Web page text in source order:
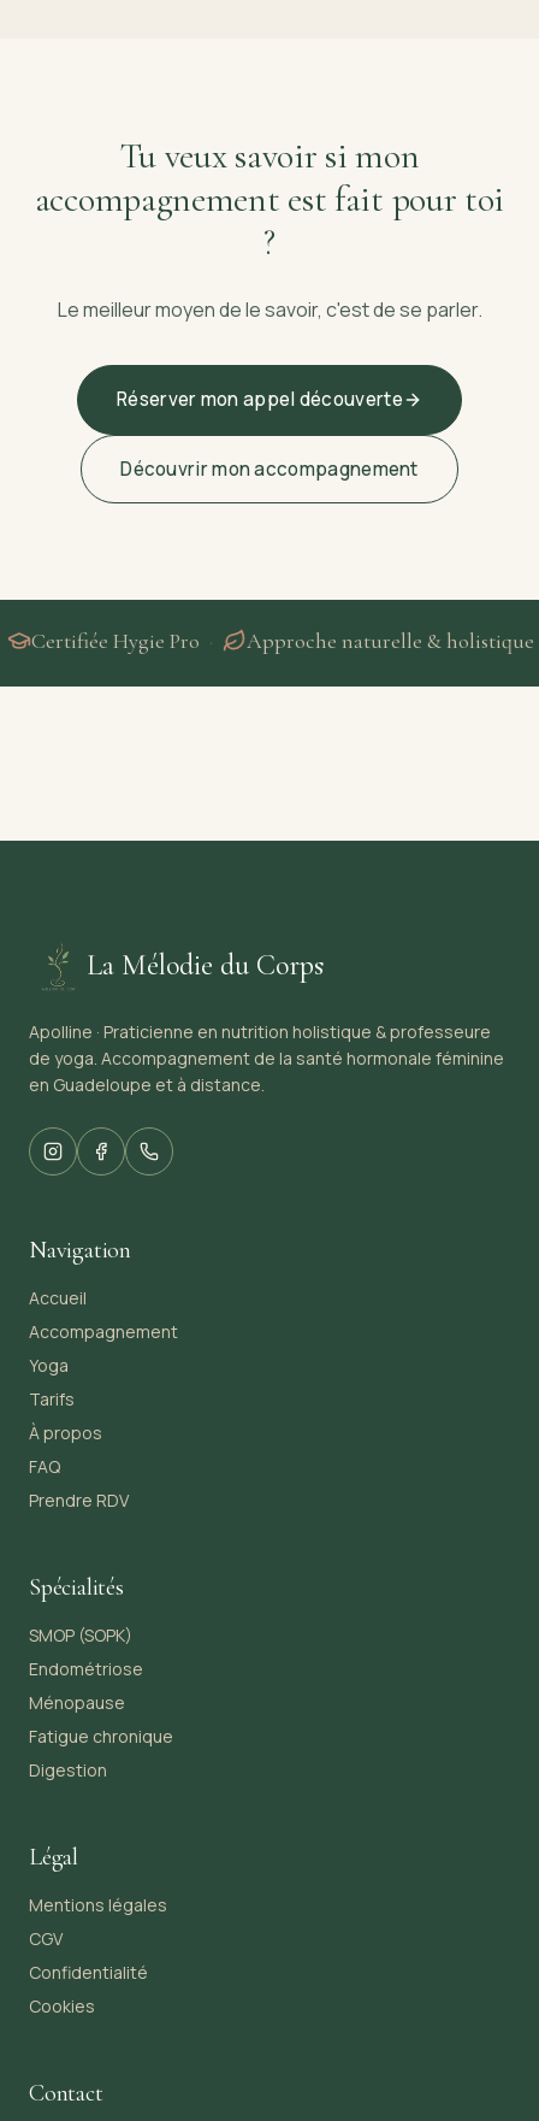
Tu veux savoir si mon
accompagnement est fait pour toi
?
Le meilleur moyen de le savoir, c'est de se parler.
Réserver mon appel découverte
Découvrir mon accompagnement
Certifiée Hygie Pro · Approche naturelle & holistique ·
La Mélodie du Corps
Apolline · Praticienne en nutrition holistique & professeure
de yoga. Accompagnement de la santé hormonale féminine
en Guadeloupe et à distance.
Navigation
Accueil
Accompagnement
Yoga
Tarifs
À propos
FAQ
Prendre RDV
Spécialités
SMOP (SOPK)
Endométriose
Ménopause
Fatigue chronique
Digestion
Légal
Mentions légales
CGV
Confidentialité
Cookies
Contact